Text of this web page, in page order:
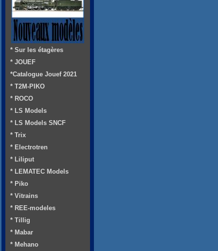
* Sur les étagères
* JOUEF
*Catalogue Jouef 2021
* T2M-PIKO
* ROCO
* LS Models
* LS Models SNCF
* Trix
* Electrotren
* Liliput
* LEMATEC Models
* Piko
* Vitrains
* REE-modeles
* Tillig
* Mabar
* Mehano